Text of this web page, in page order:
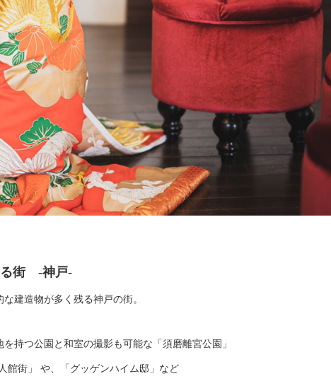
る街 -神戸-
建造物が多く残る神戸の街。
持つ公園と和室の撮影も可能な「須磨離宮公園」
館街」 や、「グッゲンハイム邸」など